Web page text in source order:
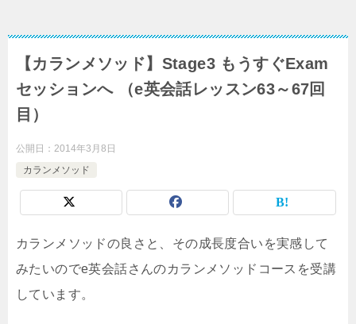
【カランメソッド】Stage3 もうすぐExam
セッションへ （e英会話レッスン63～67回
目）
公開日： 2014年3月8日
カランメソッド
カランメソッドの良さと、その成長度合いを実感して
みたいのでe英会話さんのカランメソッドコースを受講
しています。